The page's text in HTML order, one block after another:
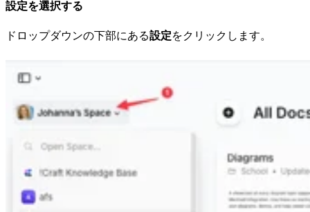
設定を選択する
ドロップダウンの下部にある設定をクリックします。